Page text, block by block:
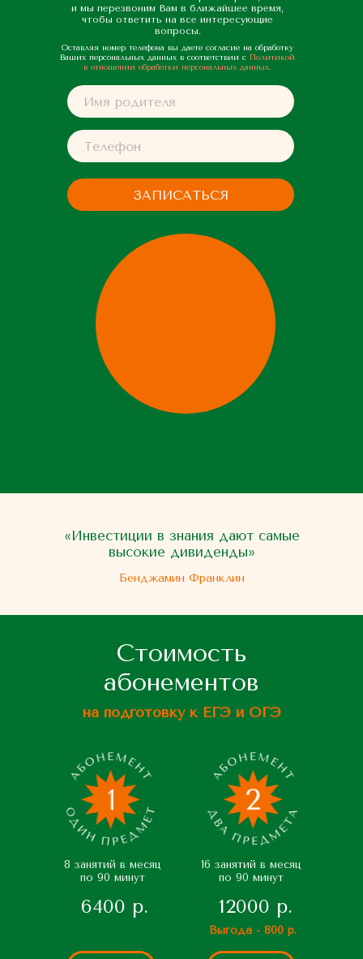
и мы перезвоним Вам в ближайшее время,
чтобы ответить на все интересующие
вопросы.
Оставляя номер телефона вы даете согласие на обработку
Ваших персональных данных в соответствии с Политикой
в отношении обработки персональных данных.
ЗАПИСАТЬСЯ
«Инвестиции в знания дают самые
высокие дивиденды»
Бенджамин Франклин
Стоимость
абонементов
на подготовку к ЕГЭ и ОГЭ
8 занятий в месяц
по 90 минут
6400 р.
16 занятий в месяц
по 90 минут
Выгода - 800 р.
12000 р.